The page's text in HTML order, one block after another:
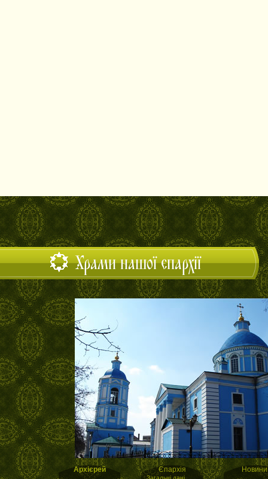
Храми нашої єпархії
Архієрей Єпархія
·Загальні дані
Новини